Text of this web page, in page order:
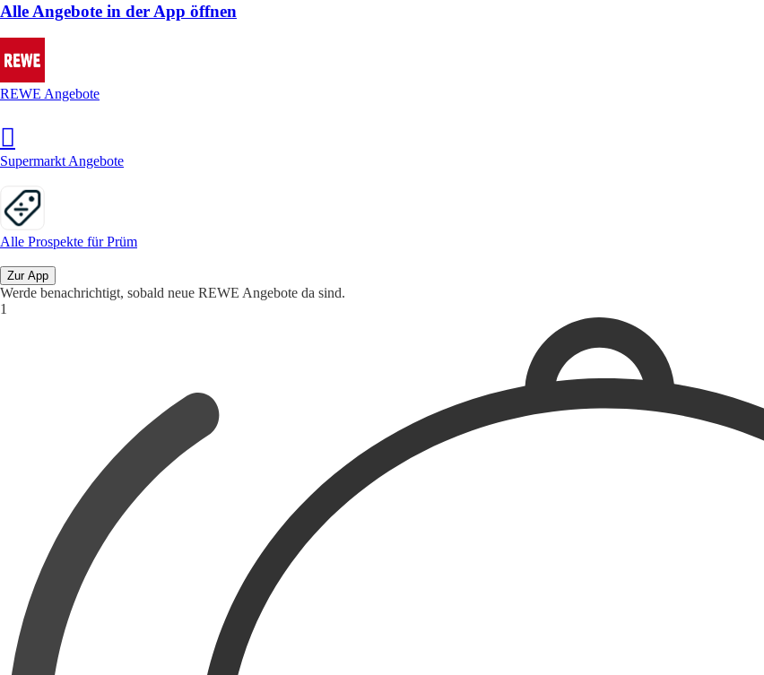
Alle Angebote in der App öffnen
REWE Angebote
Supermarkt Angebote
Alle Prospekte für Prüm
Zur App
Werde benachrichtigt, sobald neue REWE Angebote da sind.